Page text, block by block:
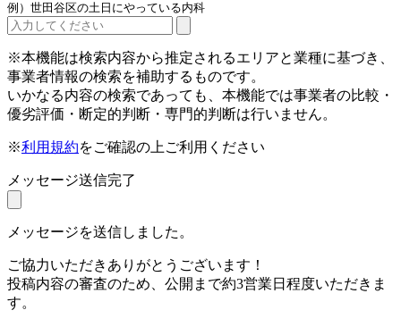
例）世田谷区の土日にやっている内科
※本機能は検索内容から推定されるエリアと業種に基づき、
事業者情報の検索を補助するものです。
いかなる内容の検索であっても、本機能では事業者の比較・
優劣評価・断定的判断・専門的判断は行いません。
※利用規約をご確認の上ご利用ください
メッセージ送信完了
メッセージを送信しました。
ご協力いただきありがとうございます！
投稿内容の審査のため、公開まで約3営業日程度いただきま
す。